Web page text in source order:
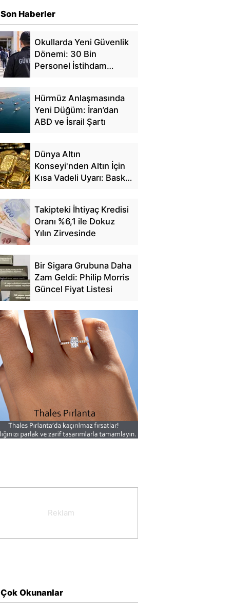
Son Haberler
Okullarda Yeni Güvenlik
Dönemi: 30 Bin
Personel İstihdam
Hürmüz Anlaşmasında
Yeni Düğüm: İran’dan
ABD ve İsrail Şartı
Dünya Altın
Konseyi'nden Altın İçin
Kısa Vadeli Uyarı: Baskı
Takipteki İhtiyaç Kredisi
Oranı %6,1 ile Dokuz
Yılın Zirvesinde
Bir Sigara Grubuna Daha
Zam Geldi: Philip Morris
Güncel Fiyat Listesi
Çok Okunanlar